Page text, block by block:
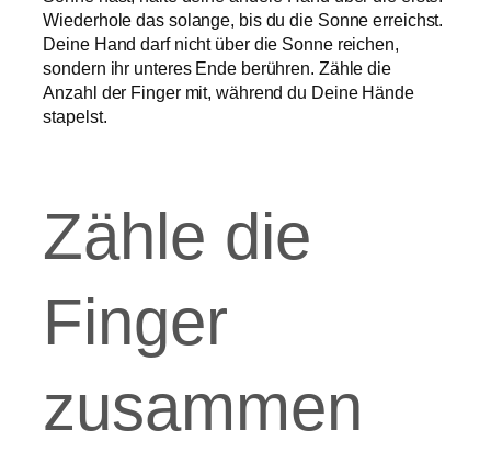
Wiederhole das solange, bis du die Sonne erreichst.
Deine Hand darf nicht über die Sonne reichen,
sondern ihr unteres Ende berühren. Zähle die
Anzahl der Finger mit, während du Deine Hände
stapelst.
Zähle die
Finger
zusammen